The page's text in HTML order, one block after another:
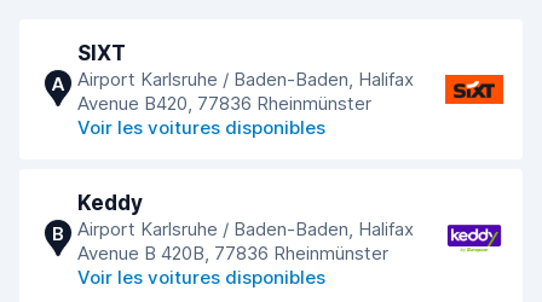
A
SIXT
Airport Karlsruhe / Baden-Baden, Halifax
Avenue B420, 77836 Rheinmünster
Voir les voitures disponibles
B
Keddy
Airport Karlsruhe / Baden-Baden, Halifax
Avenue B 420B, 77836 Rheinmünster
Voir les voitures disponibles